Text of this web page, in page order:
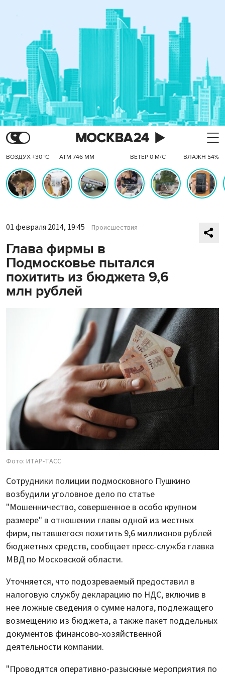
ВОЗДУХ +30 °C АТМ 746 ММ ВЕТЕР 0 М/С ВЛАЖН 54%
01 февраля 2014, 19:45 Происшествия
Глава фирмы в
Подмосковье пытался
похитить из бюджета 9,6
млн рублей
Фото: ИТАР-ТАСС
Сотрудники полиции подмосковного Пушкино
возбудили уголовное дело по статье
"Мошенничество, совершенное в особо крупном
размере" в отношении главы одной из местных
фирм, пытавшегося похитить 9,6 миллионов рублей
бюджетных средств, сообщает пресс-служба главка
МВД по Московской области.
Уточняется, что подозреваемый предоставил в
налоговую службу декларацию по НДС, включив в
нее ложные сведения о сумме налога, подлежащего
возмещению из бюджета, а также пакет поддельных
документов финансово-хозяйственной
деятельности компании.
"Проводятся оперативно-разыскные мероприятия по